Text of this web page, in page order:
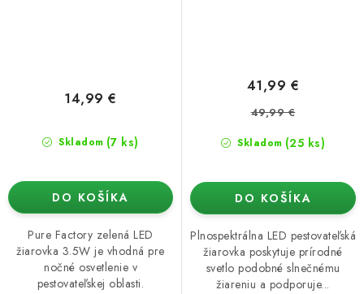
Skladom (7 ks)
14,99 €
DO KOŠÍKA
Pure Factory zelená LED
žiarovka 3.5W je vhodná pre
nočné osvetlenie v
pestovateľskej oblasti.
Skladom (25 ks)
41,99 €
49,99 €
DO KOŠÍKA
Plnospektrálna LED pestovateľská
žiarovka poskytuje prírodné
svetlo podobné slnečnému
žiareniu a podporuje...